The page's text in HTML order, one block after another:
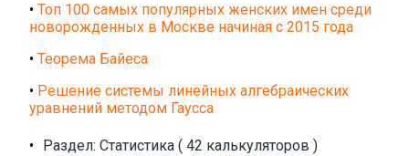
• Топ 100 самых популярных женских имен среди
новорожденных в Москве начиная с 2015 года
• Теорема Байеса
• Решение системы линейных алгебраических
уравнений методом Гаусса
• Раздел: Статистика ( 42 калькуляторов )